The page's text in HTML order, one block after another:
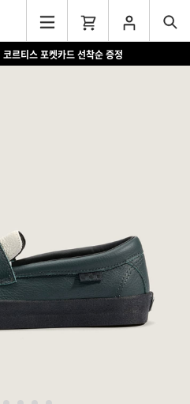
르티스 포켓카드 선착순 증정
상 구매 시 쿨러백 증정